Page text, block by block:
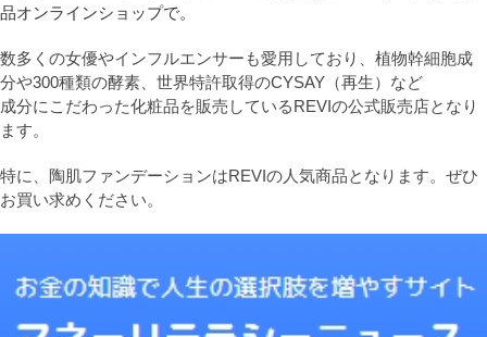
品オンラインショップで。
数多くの女優やインフルエンサーも愛用しており、植物幹細胞成
分や300種類の酵素、世界特許取得のCYSAY（再生）など
成分にこだわった化粧品を販売しているREVIの公式販売店となり
ます。
特に、陶肌ファンデーションはREVIの人気商品となります。ぜひ
お買い求めください。